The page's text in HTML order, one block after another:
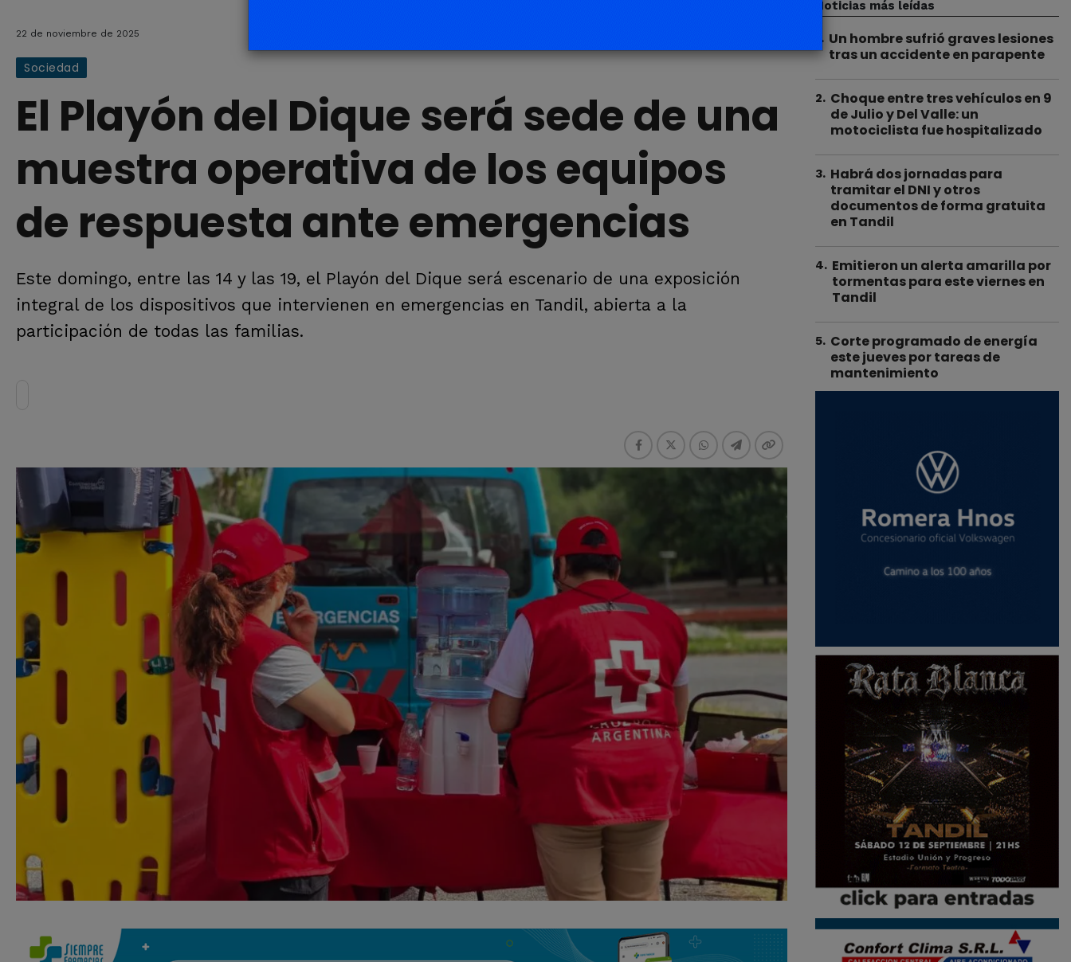
22 de noviembre de 2025
Sociedad
El Playón del Dique será sede de una
muestra operativa de los equipos
de respuesta ante emergencias
Este domingo, entre las 14 y las 19, el Playón del Dique será escenario de una exposición
integral de los dispositivos que intervienen en emergencias en Tandil, abierta a la
participación de todas las familias.
Noticias más leídas
. Un hombre sufrió graves lesiones
tras un accidente en parapente
2. Choque entre tres vehículos en 9
de Julio y Del Valle: un
motociclista fue hospitalizado
3. Habrá dos jornadas para
tramitar el DNI y otros
documentos de forma gratuita
en Tandil
4. Emitieron un alerta amarilla por
tormentas para este viernes en
Tandil
5. Corte programado de energía
este jueves por tareas de
mantenimiento